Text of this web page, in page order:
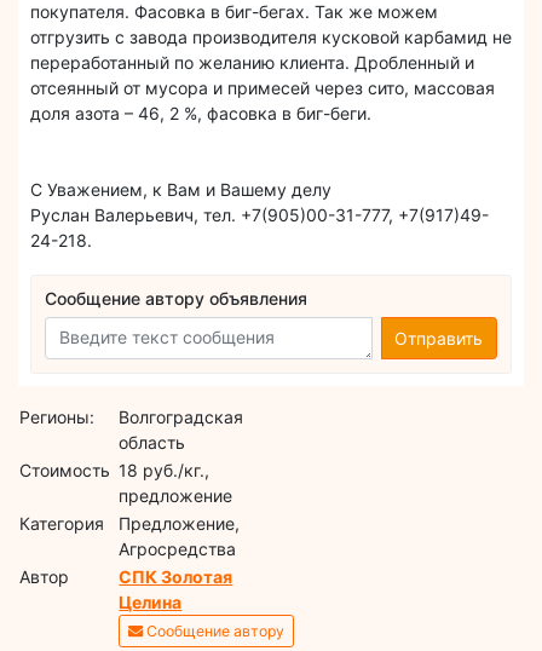
покупателя. Фасовка в биг-бегах. Так же можем
отгрузить с завода производителя кусковой карбамид не
переработанный по желанию клиента. Дробленный и
отсеянный от мусора и примесей через сито, массовая
доля азота – 46, 2 %, фасовка в биг-беги.
С Уважением, к Вам и Вашему делу
Руслан Валерьевич, тел. +7(905)00-31-777, +7(917)49-
24-218.
Сообщение автору объявления
Отправить
Регионы:
Волгоградская
область
Стоимость 18 руб./кг.,
предложение
Категория
Предложение,
Агросредства
Автор
СПК Золотая
Целина
Сообщение автору